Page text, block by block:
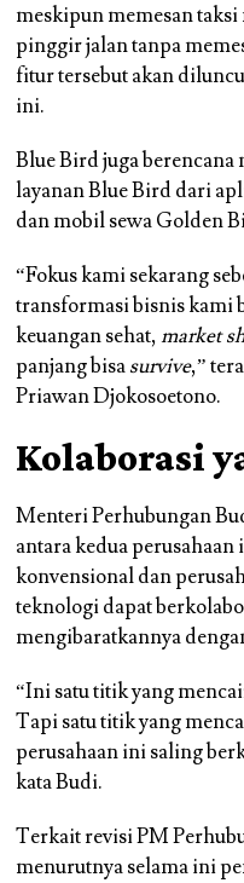
meskipun memesan
pinggir jalan tanpa
fitur tersebut akan
ini.
Blue Bird juga berencana
layanan Blue Bird dari
dan mobil sewa Golden
“Fokus kami sekarang
transformasi bisnis kami
keuangan sehat,market
panjang bisasurvive,”
Priawan Djokosoetono.
Kolaborasi
Menteri Perhubungan
antara kedua
konvensional dan
teknologi dapat
mengibaratkannya
“Ini satu titik yang
Tapi satu titik yang
perusahaan ini saling
kata Budi.
Terkait revisi PM
menurutnya selama ini